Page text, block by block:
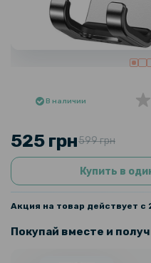
В наличии
525 грн599 грн
Купить в
Акция на товар действует
Покупай вместе и